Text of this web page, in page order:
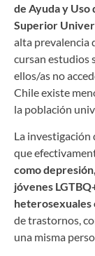
de Ayuda y Uso
Superior
alta prevalencia
cursan estudios
ellos/as no
Chile existe
la población
La
que
como
jóvenes
heterosexuales
de trastornos,
una misma